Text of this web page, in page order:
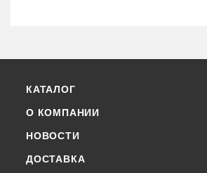
КАТАЛОГ
О КОМПАНИИ
НОВОСТИ
ДОСТАВКА